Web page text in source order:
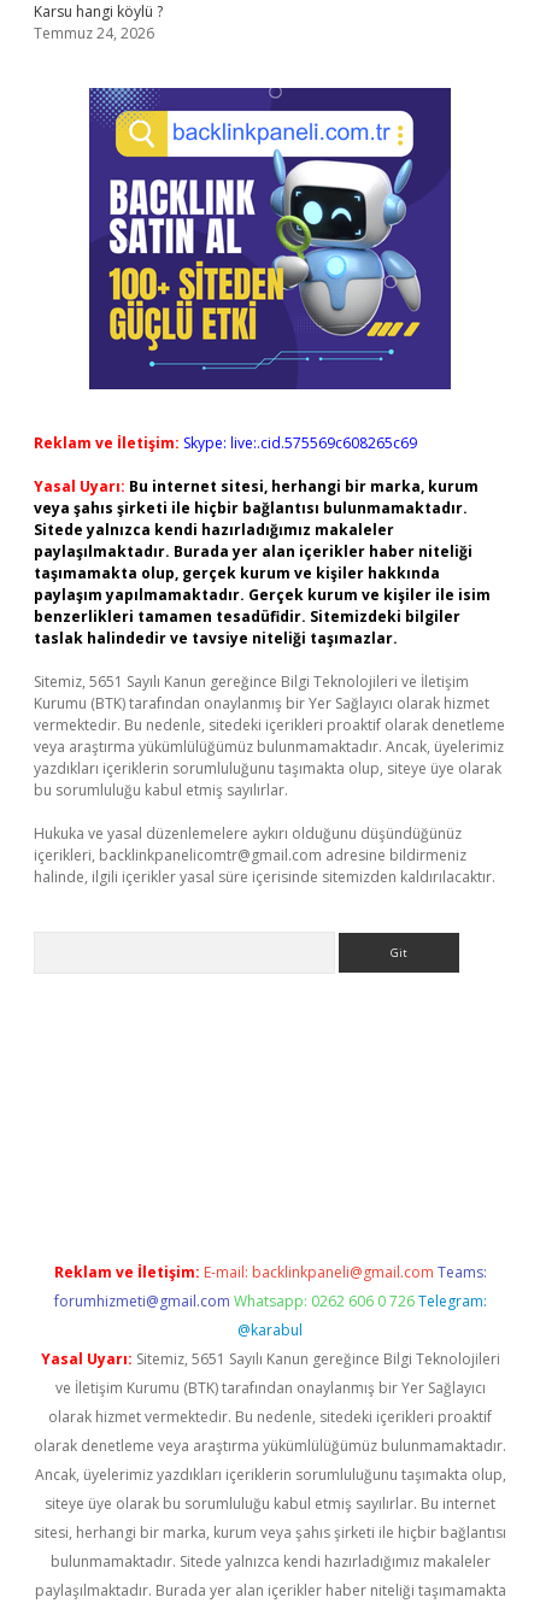
Karsu hangi köylü ?
Temmuz 24, 2026
Reklam ve İletişim: Skype: live:.cid.575569c608265c69
Yasal Uyarı: Bu internet sitesi, herhangi bir marka, kurum
veya şahıs şirketi ile hiçbir bağlantısı bulunmamaktadır.
Sitede yalnızca kendi hazırladığımız makaleler
paylaşılmaktadır. Burada yer alan içerikler haber niteliği
taşımamakta olup, gerçek kurum ve kişiler hakkında
paylaşım yapılmamaktadır. Gerçek kurum ve kişiler ile isim
benzerlikleri tamamen tesadüfidir. Sitemizdeki bilgiler
taslak halindedir ve tavsiye niteliği taşımazlar.
Sitemiz, 5651 Sayılı Kanun gereğince Bilgi Teknolojileri ve İletişim
Kurumu (BTK) tarafından onaylanmış bir Yer Sağlayıcı olarak hizmet
vermektedir. Bu nedenle, sitedeki içerikleri proaktif olarak denetleme
veya araştırma yükümlülüğümüz bulunmamaktadır. Ancak, üyelerimiz
yazdıkları içeriklerin sorumluluğunu taşımakta olup, siteye üye olarak
bu sorumluluğu kabul etmiş sayılırlar.
Hukuka ve yasal düzenlemelere aykırı olduğunu düşündüğünüz
içerikleri, backlinkpanelicomtr@gmail.com adresine bildirmeniz
halinde, ilgili içerikler yasal süre içerisinde sitemizden kaldırılacaktır.
Reklam ve İletişim: E-mail: backlinkpaneli@gmail.com Teams:
forumhizmeti@gmail.com Whatsapp: 0262 606 0 726 Telegram:
@karabul
Yasal Uyarı: Sitemiz, 5651 Sayılı Kanun gereğince Bilgi Teknolojileri
ve İletişim Kurumu (BTK) tarafından onaylanmış bir Yer Sağlayıcı
olarak hizmet vermektedir. Bu nedenle, sitedeki içerikleri proaktif
olarak denetleme veya araştırma yükümlülüğümüz bulunmamaktadır.
Ancak, üyelerimiz yazdıkları içeriklerin sorumluluğunu taşımakta olup,
siteye üye olarak bu sorumluluğu kabul etmiş sayılırlar. Bu internet
sitesi, herhangi bir marka, kurum veya şahıs şirketi ile hiçbir bağlantısı
bulunmamaktadır. Sitede yalnızca kendi hazırladığımız makaleler
paylaşılmaktadır. Burada yer alan içerikler haber niteliği taşımamakta